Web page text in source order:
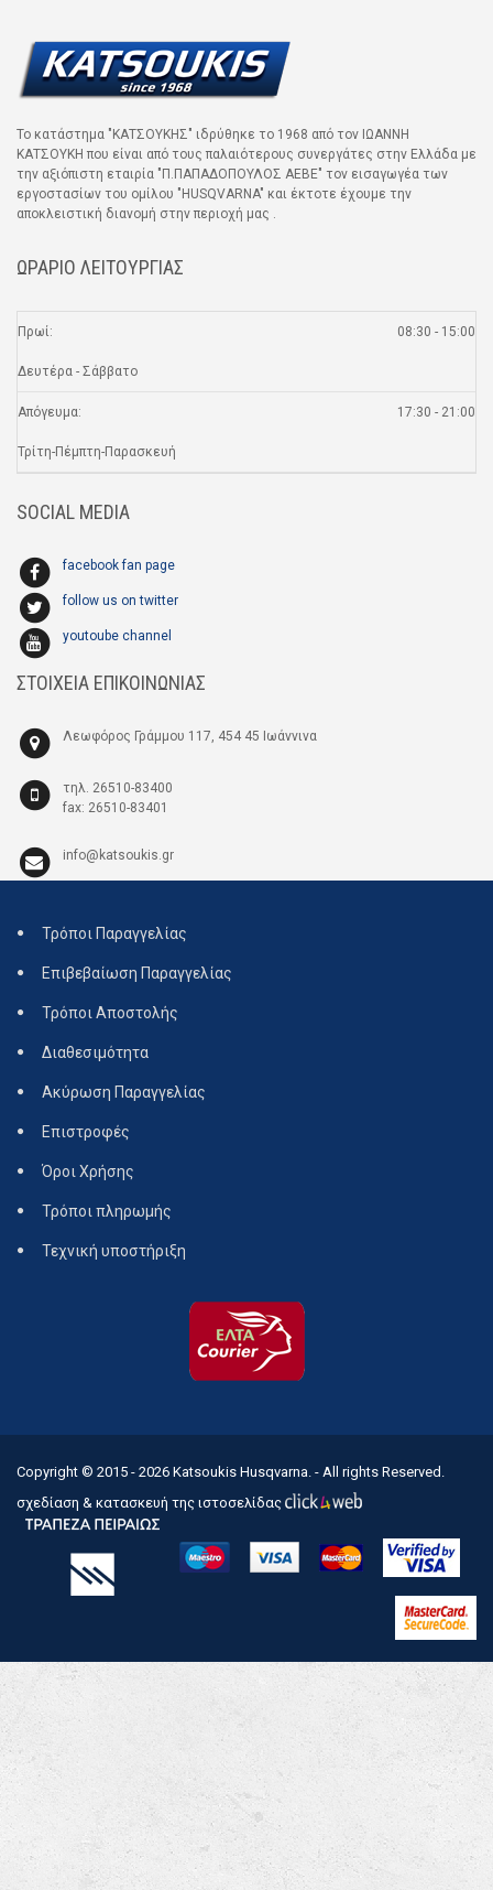
Το κατάστημα "ΚΑΤΣΟΥΚΗΣ" ιδρύθηκε το 1968 από τον ΙΩΑΝΝΗ
ΚΑΤΣΟΥΚΗ που είναι από τους παλαιότερους συνεργάτες στην Ελλάδα με
την αξιόπιστη εταιρία "Π.ΠΑΠΑΔΟΠΟΥΛΟΣ ΑΕΒΕ" τον εισαγωγέα των
εργοστασίων του ομίλου "HUSQVARNA" και έκτοτε έχουμε την
αποκλειστική διανομή στην περιοχή μας .
ΩΡΑΡΙΟ ΛΕΙΤΟΥΡΓΙΑΣ
Πρωί:
Δευτέρα - Σάββατο
08:30 - 15:00
Απόγευμα:
Τρίτη-Πέμπτη-Παρασκευή
17:30 - 21:00
SOCIAL MEDIA
facebook fan page
follow us on twitter
youtoube channel
ΣΤΟΙΧΕΙΑ ΕΠΙΚΟΙΝΩΝΙΑΣ
Λεωφόρος Γράμμου 117, 454 45 Ιωάννινα
τηλ. 26510-83400
fax: 26510-83401
info@katsoukis.gr
Τρόποι Παραγγελίας
Επιβεβαίωση Παραγγελίας
Τρόποι Αποστολής
Διαθεσιμότητα
Ακύρωση Παραγγελίας
Επιστροφές
Όροι Χρήσης
Τρόποι πληρωμής
Τεχνική υποστήριξη
Copyright © 2015 - 2026 Katsoukis Husqvarna. - All rights Reserved.
σχεδίαση & κατασκευή της ιστοσελίδας